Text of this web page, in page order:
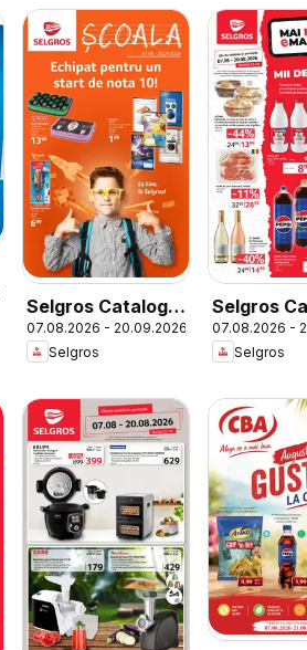
Selgros Catalog
Şcoala
07.08.2026 - 20.09.2026
Selgros
Selgros
07.08.2026 -
Selgros